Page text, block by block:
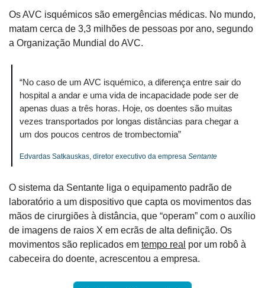
Os AVC isquémicos são emergências médicas. No mundo,
matam cerca de 3,3 milhões de pessoas por ano, segundo
a Organização Mundial do AVC.
“No caso de um AVC isquémico, a diferença entre sair do
hospital a andar e uma vida de incapacidade pode ser de
apenas duas a três horas. Hoje, os doentes são muitas
vezes transportados por longas distâncias para chegar a
um dos poucos centros de trombectomia”
Edvardas Satkauskas, diretor executivo da empresa Sentante
O sistema da Sentante liga o equipamento padrão de
laboratório a um dispositivo que capta os movimentos das
mãos de cirurgiões à distância, que “operam” com o auxílio
de imagens de raios X em ecrãs de alta definição. Os
movimentos são replicados em tempo real por um robô à
cabeceira do doente, acrescentou a empresa.